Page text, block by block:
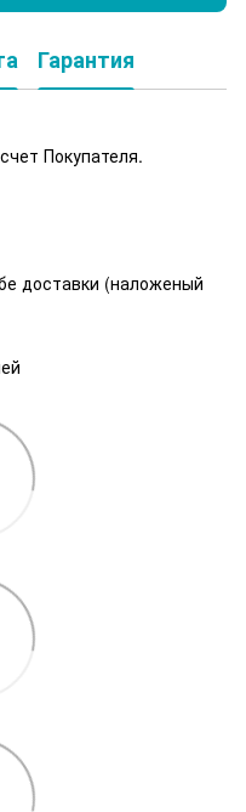
Гарантия
Покупателя.
доставки (наложеный